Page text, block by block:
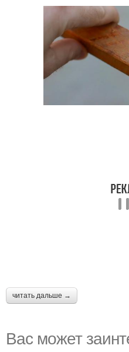
читать дальше →
Вас может